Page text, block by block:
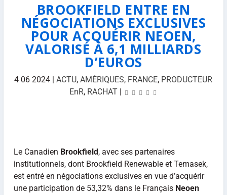
BROOKFIELD ENTRE EN
NÉGOCIATIONS EXCLUSIVES
POUR ACQUÉRIR NEOEN,
VALORISÉ À 6,1 MILLIARDS
D’EUROS
4 06 2024 |ACTU,AMÉRIQUES, FRANCE, PRODUCTEUR
EnR, RACHAT |
Le Canadien Brookfield, avec ses partenaires
institutionnels, dont Brookfield Renewable et Temasek,
est entré en négociations exclusives en vue d’acquérir
une participation de 53,32% dans le Français Neoen